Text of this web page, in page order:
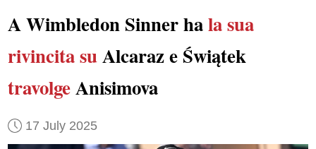
A Wimbledon Sinner hala sua
rivincita suAlcaraz e Świątek
travolgeAnisimova
17 July 2025